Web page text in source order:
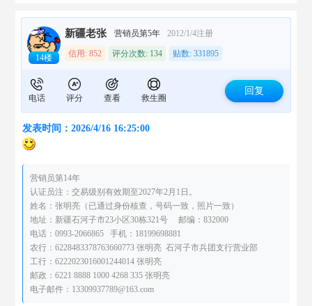
14楼
新疆老张 营销员第5年 2012/1/4注册
信用: 852 评分次数: 134 贴数: 331895
电话 评分 查看 救生圈
回复
发表时间：2026/4/16 16:25:00
营销员第14年
认证员注：交易级别有效期至2027年2月1日。
姓名：张明亮（已通过身份核查，号码一致，照片一致）
地址：新疆石河子市23小区30栋321号 邮编：832000
电话：0993-2066865 手机：18199698881
农行：6228483378763660773 张明亮 石河子市兵团支行营业部
工行：6222023016001244014 张明亮
邮政：6221 8888 1000 4268 335 张明亮
电子邮件：13309937789@163.com